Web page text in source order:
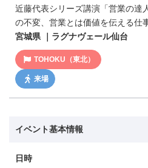
近藤代表シリーズ講演「営業の達
の不変、営業とは価値を伝える仕
宮城県 ｜ラグナヴェール仙台
TOHOKU（東北）
来場
イベント基本情報
日時